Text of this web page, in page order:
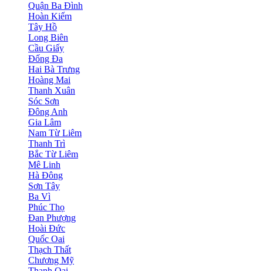
Quận Ba Đình
Hoàn Kiếm
Tây Hồ
Long Biên
Cầu Giấy
Đống Đa
Hai Bà Trưng
Hoàng Mai
Thanh Xuân
Sóc Sơn
Đông Anh
Gia Lâm
Nam Từ Liêm
Thanh Trì
Bắc Từ Liêm
Mê Linh
Hà Đông
Sơn Tây
Ba Vì
Phúc Thọ
Đan Phượng
Hoài Đức
Quốc Oai
Thạch Thất
Chương Mỹ